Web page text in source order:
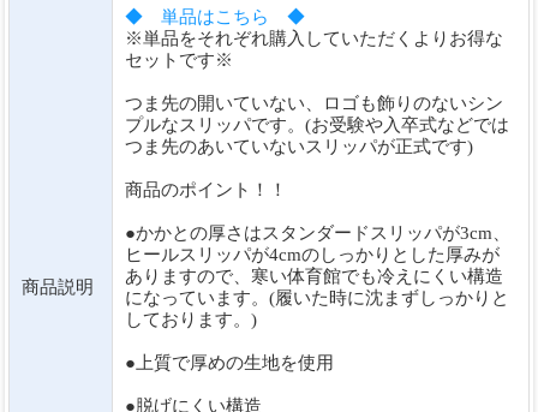
商品説明
◆ 単品はこちら ◆
※単品をそれぞれ購入していただくよりお得な
セットです※
つま先の開いていない、ロゴも飾りのないシン
プルなスリッパです。(お受験や入卒式などでは
つま先のあいていないスリッパが正式です)
商品のポイント！！
●かかとの厚さはスタンダードスリッパが3cm、
ヒールスリッパが4cmのしっかりとした厚みが
ありますので、寒い体育館でも冷えにくい構造
になっています。(履いた時に沈まずしっかりと
しております。)
●上質で厚めの生地を使用
●脱げにくい構造